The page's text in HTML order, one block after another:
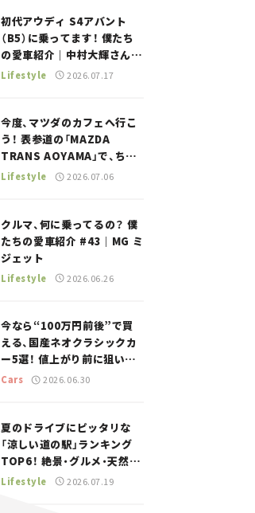
初代アウディ S4アバント
（B5）に乗ってます！ 僕たち
の愛車紹介｜中村大輝さん
——瀬イオナと嶋田智之の
Lifestyle 2026.07.17
今度、マツダのカフェへ行こ
う！ 表参道の「MAZDA
TRANS AOYAMA」で、ちょ
っとひと息。——連載｜CCG
Lifestyle 2026.07.06
クルマ、何に乗ってるの？ 僕
たちの愛車紹介 #43｜MG ミ
ジェット
Lifestyle 2026.06.26
今なら“100万円前後”で買
える、国産ネオクラシックカ
ー5選！ 値上がり前に狙いた
い、中古車探しをお手伝い――ち
Cars 2026.06.30
夏のドライブにピッタリな
「涼しい道の駅」ランキング
TOP6！ 絶景・グルメ・天然ク
ーラーなど、避暑におすすめ
Lifestyle 2026.07.19